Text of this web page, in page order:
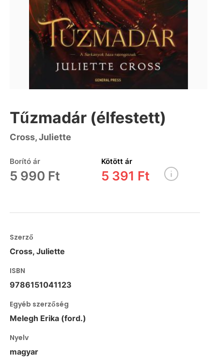
Tűzmadár (élfestett)
Cross, Juliette
Borító ár
5 990 Ft
Kötött ár
5 391 Ft
Szerző
Cross, Juliette
ISBN
9786151041123
Egyéb szerzőség
Melegh Erika (ford.)
Nyelv
magyar